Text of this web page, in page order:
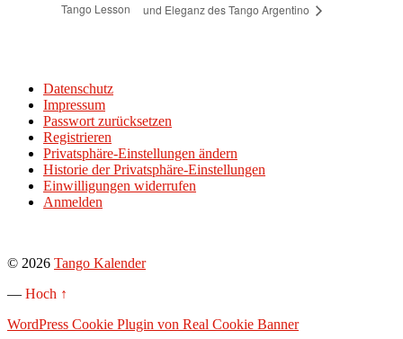
Tango Lesson
und Eleganz des Tango Argentino
Datenschutz
Impressum
Passwort zurücksetzen
Registrieren
Privatsphäre-Einstellungen ändern
Historie der Privatsphäre-Einstellungen
Einwilligungen widerrufen
Anmelden
© 2026 Tango Kalender
— Hoch ↑
WordPress Cookie Plugin von Real Cookie Banner